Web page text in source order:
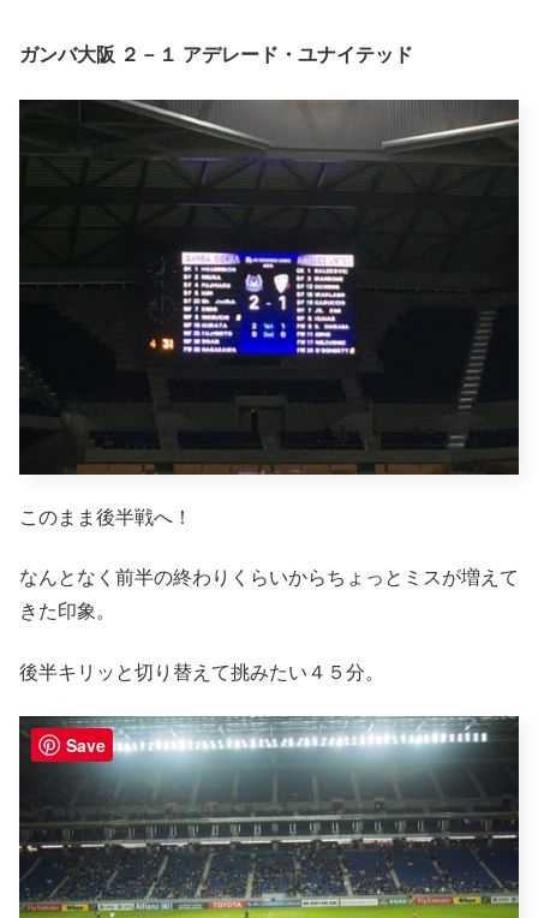
ガンバ大阪 ２－１ アデレード・ユナイテッド
このまま後半戦へ！
なんとなく前半の終わりくらいからちょっとミスが増えて
きた印象。
後半キリッと切り替えて挑みたい４５分。
Save